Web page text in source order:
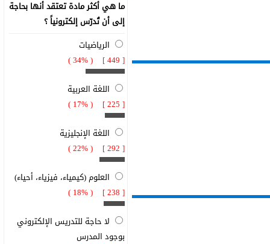
ما هي أكثر مادة تعتقد أنها بحاجة
إلى أن تُدرّس إلكترونياً ؟
الرياضيات
[ 449 ] ( 34% )
اللغة العربية
[ 225 ] ( 17% )
اللغة الإنجليزية
[ 292 ] ( 22% )
العلوم (كيمياء، فيزياء، أحياء)
[ 238 ] ( 18% )
لا حاجة للتدريس الإلكتروني
بوجود المدرس